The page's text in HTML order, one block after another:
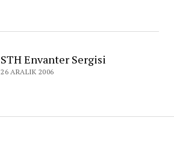
STH Envanter Sergisi
26 ARALIK 2006